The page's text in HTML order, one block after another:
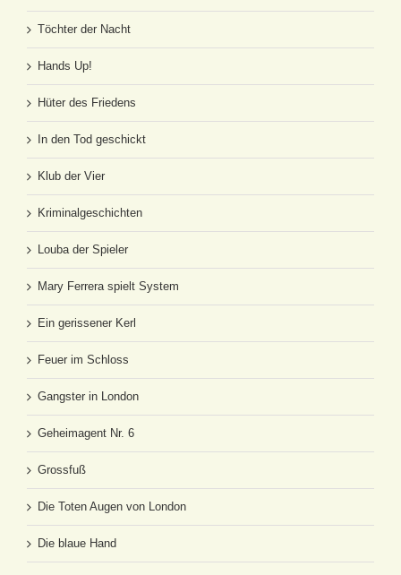
Töchter der Nacht
Hands Up!
Hüter des Friedens
In den Tod geschickt
Klub der Vier
Kriminalgeschichten
Louba der Spieler
Mary Ferrera spielt System
Ein gerissener Kerl
Feuer im Schloss
Gangster in London
Geheimagent Nr. 6
Grossfuß
Die Toten Augen von London
Die blaue Hand